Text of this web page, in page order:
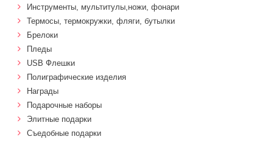
Инструменты, мультитулы,ножи, фонари
Термосы, термокружки, фляги, бутылки
Брелоки
Пледы
USB Флешки
Полиграфические изделия
Награды
Подарочные наборы
Элитные подарки
Cъедобные подарки